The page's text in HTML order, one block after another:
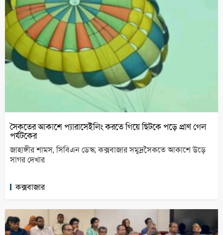
সৈকতের আকাশে প্যারাসেইলিং করতে গিয়ে ছিটকে পড়ে প্রাণ গেল
পর্যটকের
জাহাঙ্গীর শামস, সিবিএন ডেস্ক; কক্সবাজার সমুদ্রসৈকতে আকাশে উড়ে
সাগর দেখার
কক্সবাজার